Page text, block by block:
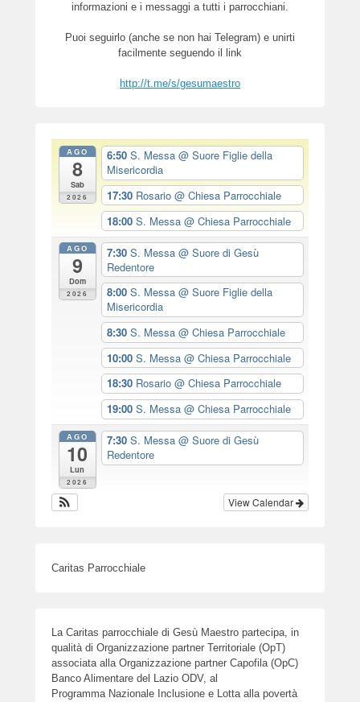
informazioni e i messaggi a tutti i parrocchiani.
Puoi seguirlo (anche se non hai Telegram) e unirti
facilmente seguendo il link
http://t.me/s/gesumaestro
AGO
8
Sab
2026
6:50 S. Messa @ Suore Figlie della
Misericordia
17:30 Rosario @ Chiesa Parrocchiale
18:00 S. Messa @ Chiesa Parrocchiale
AGO
9
Dom
2026
7:30 S. Messa @ Suore di Gesù
Redentore
8:00 S. Messa @ Suore Figlie della
Misericordia
8:30 S. Messa @ Chiesa Parrocchiale
10:00 S. Messa @ Chiesa Parrocchiale
18:30 Rosario @ Chiesa Parrocchiale
19:00 S. Messa @ Chiesa Parrocchiale
AGO
10
Lun
2026
7:30 S. Messa @ Suore di Gesù
Redentore
View Calendar
Caritas Parrocchiale
La Caritas parrocchiale di Gesù Maestro partecipa, in
qualità di Organizzazione partner Territoriale (OpT)
associata alla Organizzazione partner Capofila (OpC)
Banco Alimentare del Lazio ODV, al
Programma Nazionale Inclusione e Lotta alla povertà